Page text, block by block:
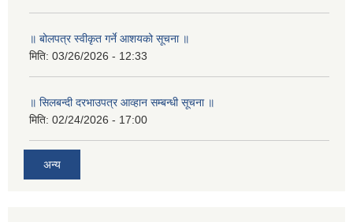
॥ बोलपत्र स्वीकृत गर्ने आशयको सूचना ॥
मिति: 03/26/2026 - 12:33
॥ सिलबन्दी दरभाउपत्र आव्हान सम्बन्धी सूचना ॥
मिति: 02/24/2026 - 17:00
अन्य